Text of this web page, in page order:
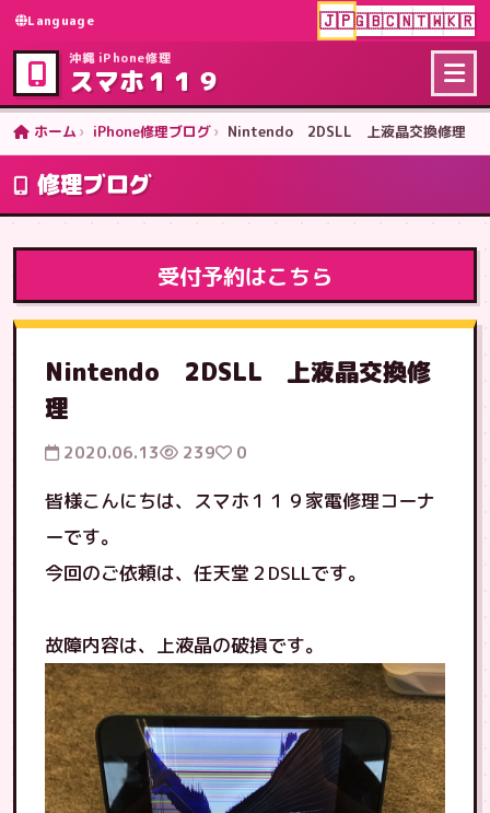
Language 🇯🇵🇬🇧🇨🇳🇹🇼🇰🇷
沖縄 iPhone修理
スマホ１１９
ホーム iPhone修理ブログ Nintendo 2DSLL 上液晶交換修理
修理ブログ
受付予約はこちら
Nintendo 2DSLL 上液晶交換修
理
2020.06.13 239 0
皆様こんにちは、スマホ１１９家電修理コーナ
ーです。
今回のご依頼は、任天堂２DSLLです。
故障内容は、上液晶の破損です。